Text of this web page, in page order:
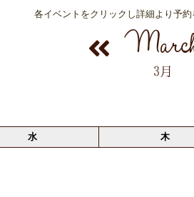
各イベントをクリックし詳細より予約
3月
水 木